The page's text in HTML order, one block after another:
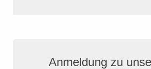
Anmeldung zu